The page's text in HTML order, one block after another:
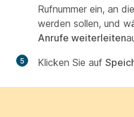
Rufnummer ein, an
werden sollen, und
Anrufe weiterleiten
5 Klicken Sie auf